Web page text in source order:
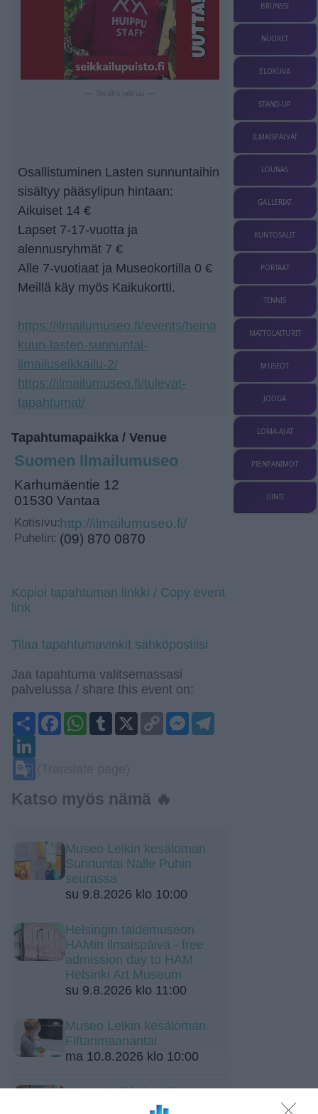
Osallistuminen Lasten sunnuntaihin
sisältyy pääsylipun hintaan:
Aikuiset 14 €
Lapset 7-17-vuotta ja
alennusryhmät 7 €
Alle 7-vuotiaat ja Museokortilla 0 €
Meillä käy myös Kaikukortti.
https://ilmailumuseo.fi/events/heina
kuun-lasten-sunnuntai-
ilmailuseikkailu-2/
https://ilmailumuseo.fi/tulevat-
tapahtumat/
Tapahtumapaikka / Venue
Suomen Ilmailumuseo
Karhumäentie 12
01530 Vantaa
Kotisivu:http://ilmailumuseo.fi/
Puhelin: (09) 870 0870
Kopioi tapahtuman linkki / Copy event
link
Tilaa tapahtumavinkit sähköpostiisi
Jaa tapahtuma valitsemassasi
palvelussa / share this event on:
ShareFacebookWhatsApp
Tumblr
X
Copy
Link
Messenger
Katso myös nämä 🔥
Museo Leikin kesäloman
Sunnuntai Nalle Puhin
seurassa
su 9.8.2026 klo 10:00
Helsingin taidemuseon
HAMin ilmaispäivä - free
admission day to HAM
Helsinki Art Museum
su 9.8.2026 klo 11:00
Museo Leikin kesäloman
Fiftarimaanantai
ma 10.8.2026 klo 10:00
Museo Leikin kesäloman
BRUNSSI
NUORET
ELOKUVA
STAND-UP
ILMAISPÄIVÄT
LOUNAS
GALLERIAT
KUNTOSALIT
PORTAAT
TENNIS
MATTOLAITURIT
MUSEOT
JOOGA
LOMA-AJAT
PIENPANIMOT
UINTI